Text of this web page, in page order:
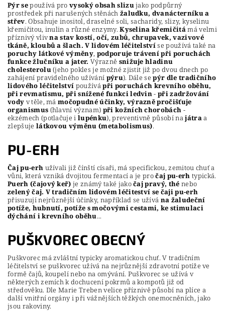
Pýr sepoužívá provysoký obsah slizujako podpůrný
prostředek při narušených stěnách žaludku, dvanácterníku a
střev. Obsahuje inositol, draselné soli, sacharidy, slizy, kyselinu
křemičitou, inulin a různé enzymy.Kyselina křemičitámá velmi
příznivý vlivna stav kostí, očí, zubů, chrupavek, vazivové
tkáně, kloubů a šlach. V lidovém léčitelstvíse používá také na
poruchy látkové výměny, podporuje trávení při poruchách
funkce žlučníku a jater. Výrazně snižuje hladinu
cholesterolu(jeho pokles je možné zjistit již po dvou dnech po
zahájení pravidelného užívání pýru). Dále sepýr dle tradičního
lidového léčitelství používápři poruchách krevního oběhu,
při revmatismu, při snížené funkci ledvin- při zadržování
vody v těle, mámočopudné účinky, výrazně pročišťuje
organismus (hlavní význam) při kožních chorobách -
ekzémech (potlačuje ilupénku), preventivně působí najátraa
zlepšuje látkovou výměnu (metabolismus).
PU-ERH
Čaj pu-erh užívali již čínští císaři, má specifickou, zemitou chuť a
vůni, která vzniká dvojitou fermentací a je pročaj pu-erh typická.
Puerh (čajový keř) je známý také jakočaj pravý, thé nebo
zelený čaj. V tradičním lidovém léčiteství se čaji pu-erh
přisuzují nejrůznější účinky, například se užívá na žaludeční
potíže, hubnutí, potíže s močovými cestami, ke stimulaci
dýchání i krevního oběhu...
PUŠKVOREC OBECNÝ
Puškvorec má zvláštní typicky aromatickou chuť. V tradičním
léčitelství se puškvorec užívá na nejrůznější zdravotní potíže ve
formě čajů, koupelí nebo na omývání. Puškvorec se užívá v
některých zemích k dochucení pokrmů a kompotů již od
středověku. Dle Marie Treben velice příznivě působí na plíce a
další vnitřní orgány i při vážnějších těžkých onemocněních, jako
jsou rakoviny.